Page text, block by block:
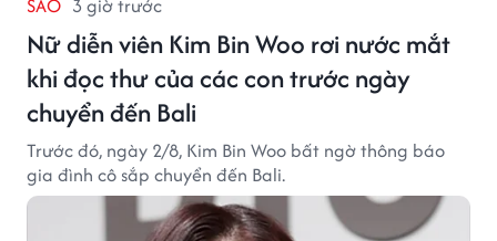
SAO 3 giờ trước
Nữ diễn viên Kim Bin Woo rơi nước mắt
khi đọc thư của các con trước ngày
chuyển đến Bali
Trước đó, ngày 2/8, Kim Bin Woo bất ngờ thông báo
gia đình cô sắp chuyển đến Bali.